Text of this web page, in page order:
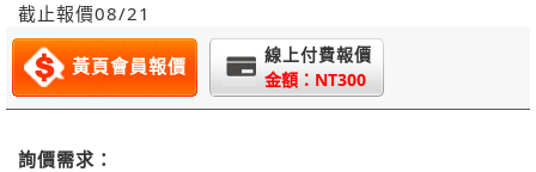
截止報價08/21
黃頁會員報價
線上付費報價
金額：NT300
詢價需求：